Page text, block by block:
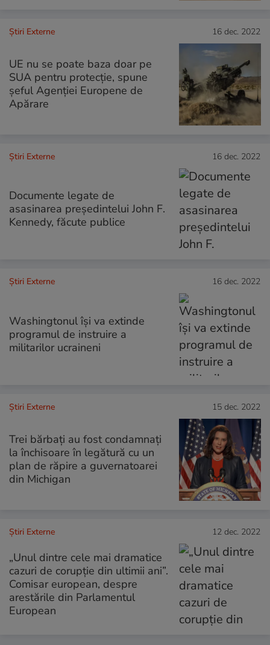
Știri Externe 16 dec. 2022
UE nu se poate baza doar pe
SUA pentru protecţie, spune
șeful Agenţiei Europene de
Apărare
Știri Externe 16 dec. 2022
Documente legate de
asasinarea preşedintelui John F.
Kennedy, făcute publice
Știri Externe 16 dec. 2022
Washingtonul îşi va extinde
programul de instruire a
militarilor ucraineni
Știri Externe 15 dec. 2022
Trei bărbaţi au fost condamnaţi
la închisoare în legătură cu un
plan de răpire a guvernatoarei
din Michigan
Știri Externe 12 dec. 2022
„Unul dintre cele mai dramatice
cazuri de corupţie din ultimii ani”.
Comisar european, despre
arestările din Parlamentul
European